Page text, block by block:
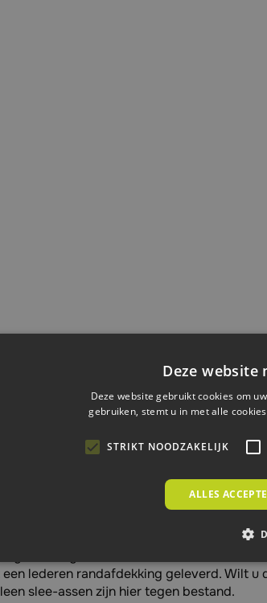
en zware bijl voor het splijten van grotere
voor het kloven van grotere stukken
steel kunt u zonder veel kracht te zetten
bevestigd door middel van een
lederen randafdekking geleverd. Wilt u
slee-assen zijn hier tegen bestand.
Deze website
Deze website gebruikt cookies om
gebruiken, stemt u in met alle
STRIKT NOODZAKELIJK
ALLES